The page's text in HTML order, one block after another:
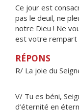
Ce jour est
pas le deuil, ne
notre Dieu ! Ne
est votre rempart
RÉPONS
R/ La joie du
V/ Tu es béni,
d’éternité en